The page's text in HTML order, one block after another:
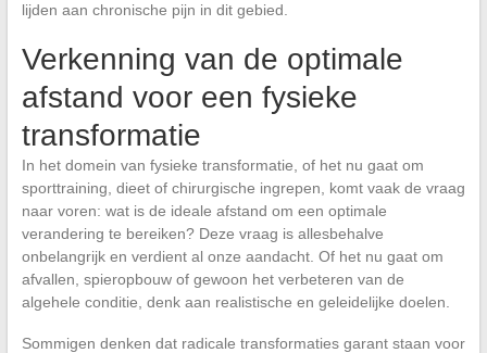
lijden aan chronische pijn in dit gebied.
Verkenning van de optimale
afstand voor een fysieke
transformatie
In het domein van fysieke transformatie, of het nu gaat om
sporttraining, dieet of chirurgische ingrepen, komt vaak de vraag
naar voren: wat is de ideale afstand om een optimale
verandering te bereiken? Deze vraag is allesbehalve
onbelangrijk en verdient al onze aandacht. Of het nu gaat om
afvallen, spieropbouw of gewoon het verbeteren van de
algehele conditie, denk aan realistische en geleidelijke doelen.
Sommigen denken dat radicale transformaties garant staan voor